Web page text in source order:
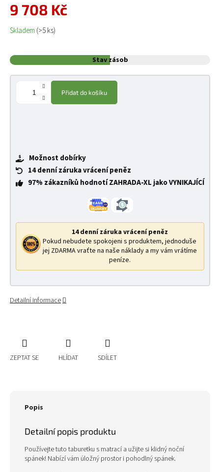
9 708 Kč
Měrná cena:
Skladem (>5 ks)
Stav zásob
Přidat do košíku
Možnost dobírky
14 denní záruka vrácení peněz
97% zákazníků hodnotí ZAHRADA-XL jako VYNIKAJÍCÍ
14 denní záruka vrácení peněz
Pokud nebudete spokojeni s produktem, jednoduše
jej ZDARMA vraťte na naše náklady a my vám vrátíme
peníze.
Detailní informace
ZEPTAT SE HLÍDAT SDÍLET
Popis
Detailní popis produktu
Používejte tuto taburetku s matrací a užijte si klidný noční
spánek! Nabízí vám úložný prostor i pohodlný spánek.